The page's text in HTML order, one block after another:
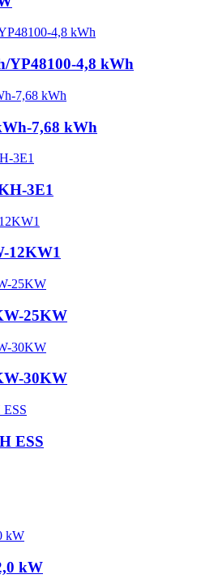
YP48100-4,8 kWh
7,68 kWh
3E1
12KW1
25KW
30KW
ESS
kW